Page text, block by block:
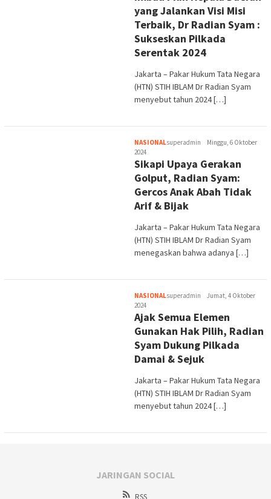
yang Jalankan Visi Misi
Terbaik, Dr Radian Syam :
Sukseskan Pilkada
Serentak 2024
Jakarta – Pakar Hukum Tata Negara
(HTN) STIH IBLAM Dr Radian Syam
menyebut tahun 2024 […]
NASIONALsuperadmin
Minggu, 6 Oktober
2024
Sikapi Upaya Gerakan
Golput, Radian Syam:
Gercos Anak Abah Tidak
Arif & Bijak
Jakarta – Pakar Hukum Tata Negara
(HTN) STIH IBLAM Dr Radian Syam
menegaskan bahwa adanya […]
NASIONALsuperadmin
Jumat, 4 Oktober
2024
Ajak Semua Elemen
Gunakan Hak Pilih, Radian
Syam Dukung Pilkada
Damai & Sejuk
Jakarta – Pakar Hukum Tata Negara
(HTN) STIH IBLAM Dr Radian Syam
menyebut tahun 2024 […]
JARINGAN SOCIAL
RSS